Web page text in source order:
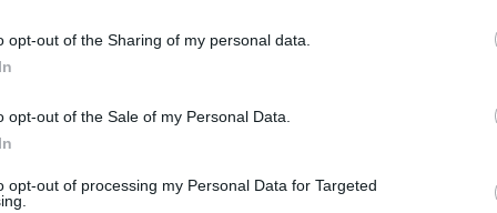
opt-out of the Sharing of my personal data.
opt-out of the Sale of my Personal Data.
opt-out of processing my Personal Data for Targeted
E’ quanto prevede il nuovo regolamento, in
commerciali e artigianali nel cuore della
Commercio Alemanni, deve arrivare al via